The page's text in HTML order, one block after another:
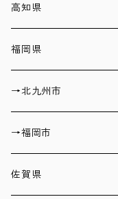
高知県
福岡県
→北九州市
→福岡市
佐賀県